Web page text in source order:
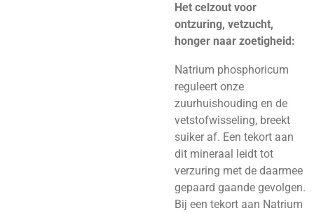
Het celzout voor
ontzuring, vetzucht,
honger naar zoetigheid:
Natrium phosphoricum
reguleert onze
zuurhuishouding en de
vetstofwisseling, breekt
suiker af. Een tekort aan
dit mineraal leidt tot
verzuring met de daarmee
gepaard gaande gevolgen.
Bij een tekort aan Natrium